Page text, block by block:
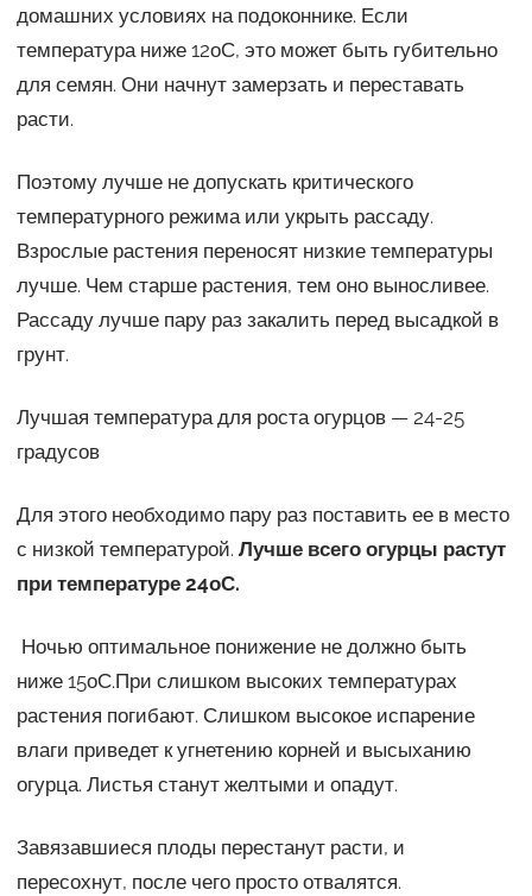
домашних условиях на подоконнике. Если
температура ниже 12оС, это может быть губительно
для семян. Они начнут замерзать и переставать
расти.
Поэтому лучше не допускать критического
температурного режима или укрыть рассаду.
Взрослые растения переносят низкие температуры
лучше. Чем старше растения, тем оно выносливее.
Рассаду лучше пару раз закалить перед высадкой в
грунт.
Лучшая температура для роста огурцов — 24-25
градусов
Для этого необходимо пару раз поставить ее в место
с низкой температурой. Лучше всего огурцы растут
при температуре 24оС.
Ночью оптимальное понижение не должно быть
ниже 15оС.При слишком высоких температурах
растения погибают. Слишком высокое испарение
влаги приведет к угнетению корней и высыханию
огурца. Листья станут желтыми и опадут.
Завязавшиеся плоды перестанут расти, и
пересохнут, после чего просто отвалятся.